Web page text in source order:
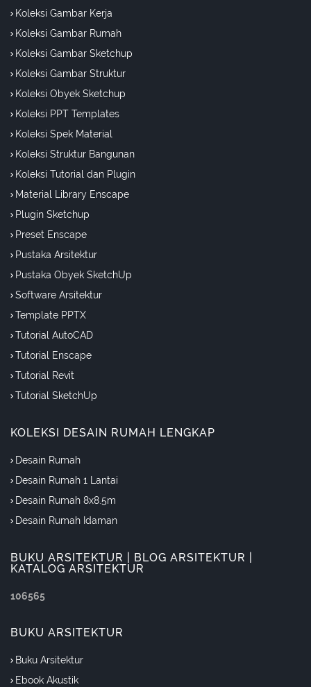
Koleksi Gambar Kerja
Koleksi Gambar Rumah
Koleksi Gambar Sketchup
Koleksi Gambar Struktur
Koleksi Obyek Sketchup
Koleksi PPT Templates
Koleksi Spek Material
Koleksi Struktur Bangunan
Koleksi Tutorial dan Plugin
Material Library Enscape
Plugin Sketchup
Preset Enscape
Pustaka Arsitektur
Pustaka Obyek SketchUp
Software Arsitektur
Template PPTX
Tutorial AutoCAD
Tutorial Enscape
Tutorial Revit
Tutorial SketchUp
KOLEKSI DESAIN RUMAH LENGKAP
Desain Rumah
Desain Rumah 1 Lantai
Desain Rumah 8x8.5m
Desain Rumah Idaman
BUKU ARSITEKTUR | BLOG ARSITEKTUR |
KATALOG ARSITEKTUR
106565
BUKU ARSITEKTUR
Buku Arsitektur
Ebook Akustik